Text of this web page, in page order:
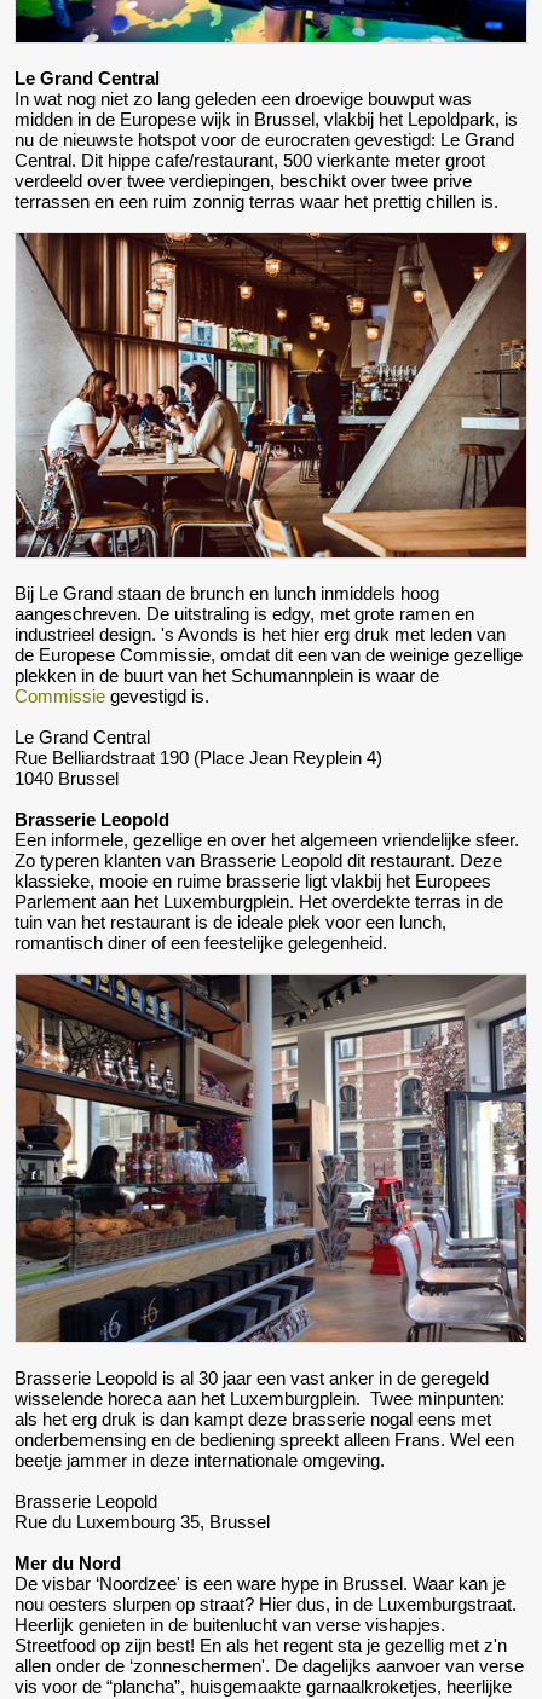
Le Grand Central
In wat nog niet zo lang geleden een droevige bouwput was
midden in de Europese wijk in Brussel, vlakbij het Lepoldpark, is
nu de nieuwste hotspot voor de eurocraten gevestigd: Le Grand
Central. Dit hippe cafe/restaurant, 500 vierkante meter groot
verdeeld over twee verdiepingen, beschikt over twee prive
terrassen en een ruim zonnig terras waar het prettig chillen is.
Bij Le Grand staan de brunch en lunch inmiddels hoog
aangeschreven. De uitstraling is edgy, met grote ramen en
industrieel design. 's Avonds is het hier erg druk met leden van
de Europese Commissie, omdat dit een van de weinige gezellige
plekken in de buurt van het Schumannplein is waar de
Commissie gevestigd is.
Le Grand Central
Rue Belliardstraat 190 (Place Jean Reyplein 4)
1040 Brussel
Brasserie Leopold
Een informele, gezellige en over het algemeen vriendelijke sfeer.
Zo typeren klanten van Brasserie Leopold dit restaurant. Deze
klassieke, mooie en ruime brasserie ligt vlakbij het Europees
Parlement aan het Luxemburgplein. Het overdekte terras in de
tuin van het restaurant is de ideale plek voor een lunch,
romantisch diner of een feestelijke gelegenheid.
Brasserie Leopold is al 30 jaar een vast anker in de geregeld
wisselende horeca aan het Luxemburgplein. Twee minpunten:
als het erg druk is dan kampt deze brasserie nogal eens met
onderbemensing en de bediening spreekt alleen Frans. Wel een
beetje jammer in deze internationale omgeving.
Brasserie Leopold
Rue du Luxembourg 35, Brussel
Mer du Nord
De visbar ‘Noordzee' is een ware hype in Brussel. Waar kan je
nou oesters slurpen op straat? Hier dus, in de Luxemburgstraat.
Heerlijk genieten in de buitenlucht van verse vishapjes.
Streetfood op zijn best! En als het regent sta je gezellig met z'n
allen onder de ‘zonneschermen'. De dagelijks aanvoer van verse
vis voor de “plancha”, huisgemaakte garnaalkroketjes, heerlijke